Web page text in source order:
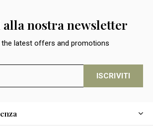
nostra newsletter
the latest offers and promotions
ISCRIVITI